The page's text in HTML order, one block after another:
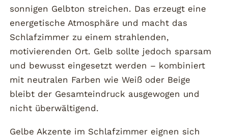
sonnigen Gelbton streichen. Das erzeugt eine
energetische Atmosphäre und macht das
Schlafzimmer zu einem strahlenden,
motivierenden Ort. Gelb sollte jedoch sparsam
und bewusst eingesetzt werden – kombiniert
mit neutralen Farben wie Weiß oder Beige
bleibt der Gesamteindruck ausgewogen und
nicht überwältigend.
Gelbe Akzente im Schlafzimmer eignen sich